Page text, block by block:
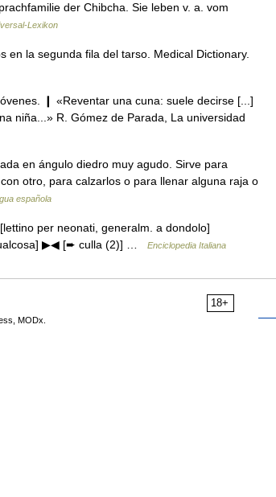
der Chibcha. Sie leben v. a. vom
Lexikon
la segunda fila del tarso. Medical Dictionary.
❙ «Reventar una cuna: suele decirse [...]
niña...» R. Gómez de Parada, La universidad
en ángulo diedro muy agudo. Sirve para
otro, para calzarlos o para llenar alguna raja o
española
per neonati, generalm. a dondolo]
▶◀ [➨ culla (2)] …
Enciclopedia Italiana
18+
MODx.